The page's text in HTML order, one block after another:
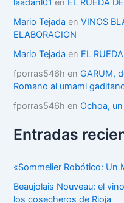
a
s
laadanl01 en EL RUEDA
Mario Tejada enVINOS
ELABORACION
Mario Tejada en EL
fporras546h en GARUM,
Romano al umami
fporras546h en Ochoa,
Entradas
«Sommelier Robótico: Un
Beaujolais Nouveau: el
los cosecheros de Rioja